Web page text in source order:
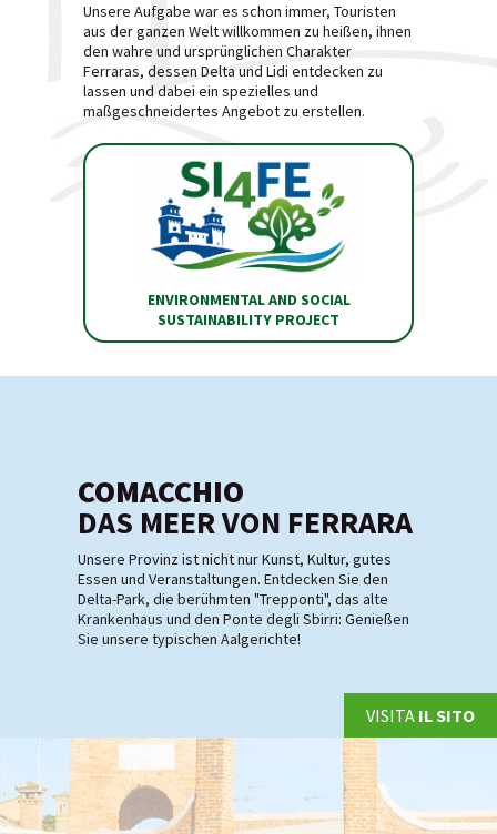
Unsere Aufgabe war es schon immer, Touristen
aus der ganzen Welt willkommen zu heißen, ihnen
den wahre und ursprünglichen Charakter
Ferraras, dessen Delta und Lidi entdecken zu
lassen und dabei ein spezielles und
maßgeschneidertes Angebot zu erstellen.
ENVIRONMENTAL AND SOCIAL
SUSTAINABILITY PROJECT
COMACCHIO
DAS MEER VON FERRARA
Unsere Provinz ist nicht nur Kunst, Kultur, gutes
Essen und Veranstaltungen. Entdecken Sie den
Delta-Park, die berühmten "Trepponti", das alte
Krankenhaus und den Ponte degli Sbirri: Genießen
Sie unsere typischen Aalgerichte!
VISITA IL SITO